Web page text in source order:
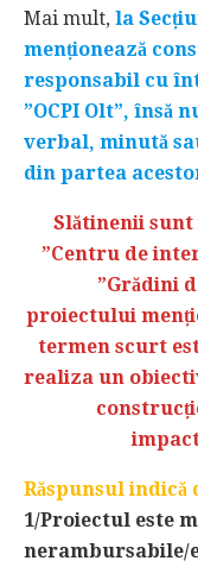
Mai mult, la
menționează
responsabil cu
”OCPI Olt”, însă
verbal, minută
din partea
Slătinenii
”Centru de
”Grădini
proiectului
termen scurt
realiza un
Răspunsul indică
1/Proiectul este
nerambursabile/